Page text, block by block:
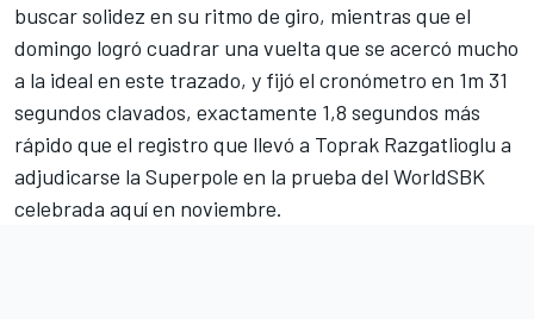
buscar solidez en su ritmo de giro, mientras que el
domingo logró cuadrar una vuelta que se acercó mucho
a la ideal en este trazado, y fijó el cronómetro en 1m 31
segundos clavados, exactamente 1,8 segundos más
rápido que el registro que llevó a Toprak Razgatlioglu a
adjudicarse la Superpole en la prueba del WorldSBK
celebrada aquí en noviembre.